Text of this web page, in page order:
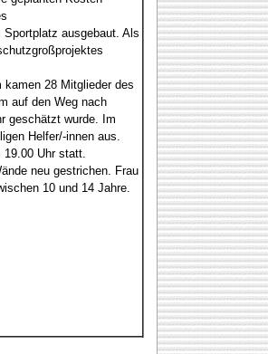
ausgebaut. Als
kamen 28 Mitglieder des
auf den Weg nach
geschätzt wurde. Im
Helfer/-innen aus.
19.00 Uhr statt.
neu gestrichen. Frau
10 und 14 Jahre.